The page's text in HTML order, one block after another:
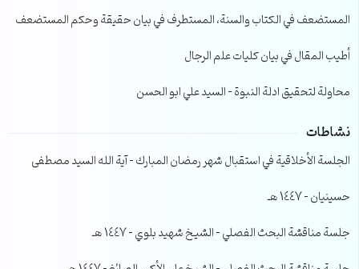
المستضعف في الكتاب والسنة، المستطرف في بيان حقيقة وحكم المستضعف
أطيب المقال في بيان كليات علم الرجال
محاولة لتحقيق ادلة النبوة – السيد علي ابو الحسن
نشاطات
الجلسة الأخلاقية في استقبال شهر رمضان المبارك – آية الله السيد مصطفى
حسينيان – 1447 هـ
جلسة مناقشة البحث الفصلي – الشيخ شهيد بلوي – 1447 هـ